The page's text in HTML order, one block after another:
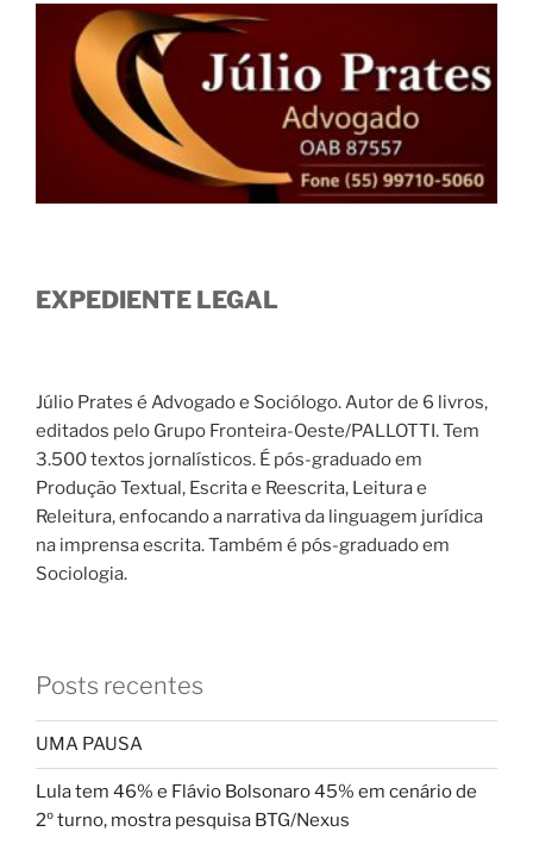
EXPEDIENTE LEGAL
Júlio Prates é Advogado e Sociólogo. Autor de 6 livros,
editados pelo Grupo Fronteira-Oeste/PALLOTTI. Tem
3.500 textos jornalísticos. É pós-graduado em
Produção Textual, Escrita e Reescrita, Leitura e
Releitura, enfocando a narrativa da linguagem jurídica
na imprensa escrita. Também é pós-graduado em
Sociologia.
Posts recentes
UMA PAUSA
Lula tem 46% e Flávio Bolsonaro 45% em cenário de
2º turno, mostra pesquisa BTG/Nexus